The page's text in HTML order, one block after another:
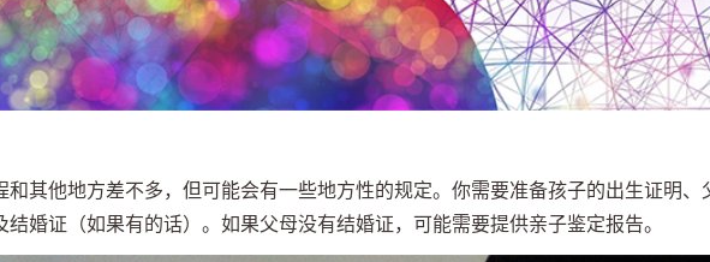
其他地方差不多，但可能会有一些地方性的规定。你需要准备孩子的出生证明、
婚证（如果有的话）。如果父母没有结婚证，可能需要提供亲子鉴定报告。